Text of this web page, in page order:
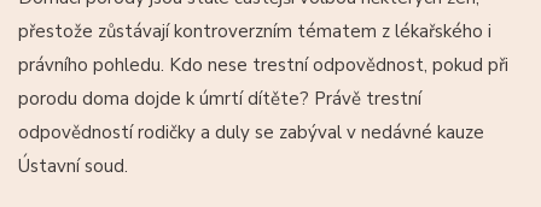
přestože zůstávají kontroverzním tématem z lékařského i
právního pohledu. Kdo nese trestní odpovědnost, pokud při
porodu doma dojde k úmrtí dítěte? Právě trestní
odpovědností rodičky a duly se zabýval v nedávné kauze
Ústavní soud.